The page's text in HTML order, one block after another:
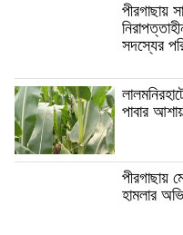
পীরগাছায়
সদস্যের
পাবার
পীরগাছায়
হামলার